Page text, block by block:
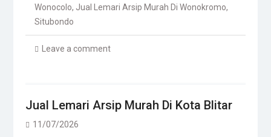
Wonocolo, Jual Lemari Arsip Murah Di Wonokromo,
Situbondo
Leave a comment
Jual Lemari Arsip Murah Di Kota Blitar
11/07/2026